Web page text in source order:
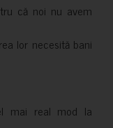
că noi nu avem
lor necesită bani
mai real mod la